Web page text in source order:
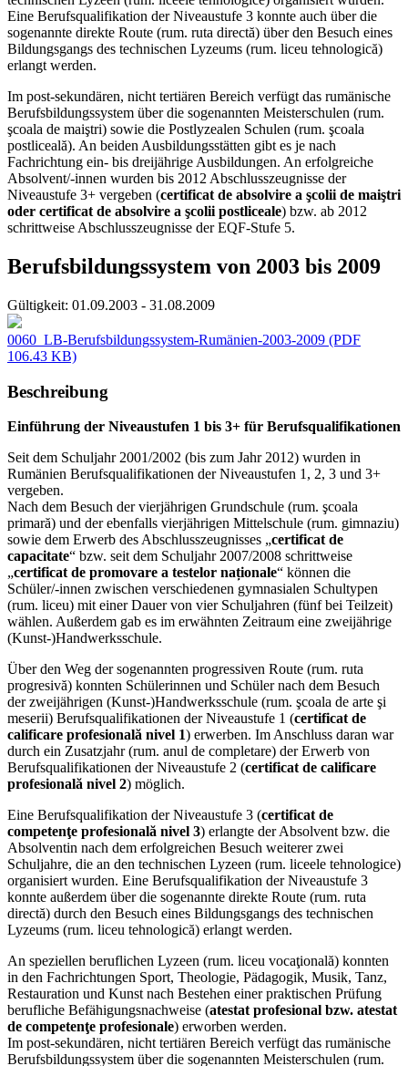
Eine Berufsqualifikation der Niveaustufe 3 konnte auch über die
sogenannte direkte Route (rum. ruta directă) über den Besuch eines
Bildungsgangs des technischen Lyzeums (rum. liceu tehnologică)
erlangt werden.
Im post-sekundären, nicht tertiären Bereich verfügt das rumänische
Berufsbildungssystem über die sogenannten Meisterschulen (rum.
şcoala de maiştri) sowie die Postlyzealen Schulen (rum. şcoala
postliceală). An beiden Ausbildungsstätten gibt es je nach
Fachrichtung ein- bis dreijährige Ausbildungen. An erfolgreiche
Absolvent/-innen wurden bis 2012 Abschlusszeugnisse der
Niveaustufe 3+ vergeben (certificat de absolvire a şcolii de maiştri
oder certificat de absolvire a şcolii postliceale) bzw. ab 2012
schrittweise Abschlusszeugnisse der EQF-Stufe 5.
Berufsbildungssystem von 2003 bis 2009
Gültigkeit: 01.09.2003 - 31.08.2009
0060_LB-Berufsbildungssystem-Rumänien-2003-2009 (PDF
106.43 KB)
Beschreibung
Einführung der Niveaustufen 1 bis 3+ für Berufsqualifikationen
Seit dem Schuljahr 2001/2002 (bis zum Jahr 2012) wurden in
Rumänien Berufsqualifikationen der Niveaustufen 1, 2, 3 und 3+
vergeben.
Nach dem Besuch der vierjährigen Grundschule (rum. şcoala
primară) und der ebenfalls vierjährigen Mittelschule (rum. gimnaziu)
sowie dem Erwerb des Abschlusszeugnisses „certificat de
capacitate“ bzw. seit dem Schuljahr 2007/2008 schrittweise
„certificat de promovare a testelor naționale“ können die
Schüler/-innen zwischen verschiedenen gymnasialen Schultypen
(rum. liceu) mit einer Dauer von vier Schuljahren (fünf bei Teilzeit)
wählen. Außerdem gab es im erwähnten Zeitraum eine zweijährige
(Kunst-)Handwerksschule.
Über den Weg der sogenannten progressiven Route (rum. ruta
progresivă) konnten Schülerinnen und Schüler nach dem Besuch
der zweijährigen (Kunst-)Handwerksschule (rum. şcoala de arte şi
meserii) Berufsqualifikationen der Niveaustufe 1 (certificat de
calificare profesională nivel 1) erwerben. Im Anschluss daran war
durch ein Zusatzjahr (rum. anul de completare) der Erwerb von
Berufsqualifikationen der Niveaustufe 2 (certificat de calificare
profesională nivel 2) möglich.
Eine Berufsqualifikation der Niveaustufe 3 (certificat de
competenţe profesională nivel 3) erlangte der Absolvent bzw. die
Absolventin nach dem erfolgreichen Besuch weiterer zwei
Schuljahre, die an den technischen Lyzeen (rum. liceele tehnologice)
organisiert wurden. Eine Berufsqualifikation der Niveaustufe 3
konnte außerdem über die sogenannte direkte Route (rum. ruta
directă) durch den Besuch eines Bildungsgangs des technischen
Lyzeums (rum. liceu tehnologică) erlangt werden.
An speziellen beruflichen Lyzeen (rum. liceu vocaţională) konnten
in den Fachrichtungen Sport, Theologie, Pädagogik, Musik, Tanz,
Restauration und Kunst nach Bestehen einer praktischen Prüfung
berufliche Befähigungsnachweise (atestat profesional bzw. atestat
de competenţe profesionale) erworben werden.
Im post-sekundären, nicht tertiären Bereich verfügt das rumänische
Berufsbildungssystem über die sogenannten Meisterschulen (rum.